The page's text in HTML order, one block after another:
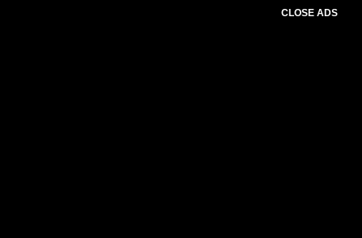
CLOSE ADS